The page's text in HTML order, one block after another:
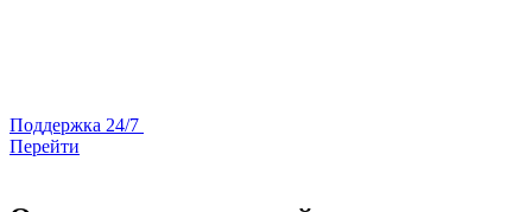
Поддержка 24/7
Перейти